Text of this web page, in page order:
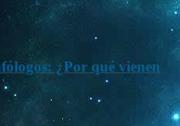
¿Por qué vienen